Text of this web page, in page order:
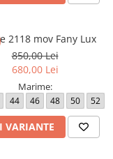
2118 mov Fany Lux
850,00 Lei
680,00 Lei
Marime:
44 46 48 50 52
VARIANTE